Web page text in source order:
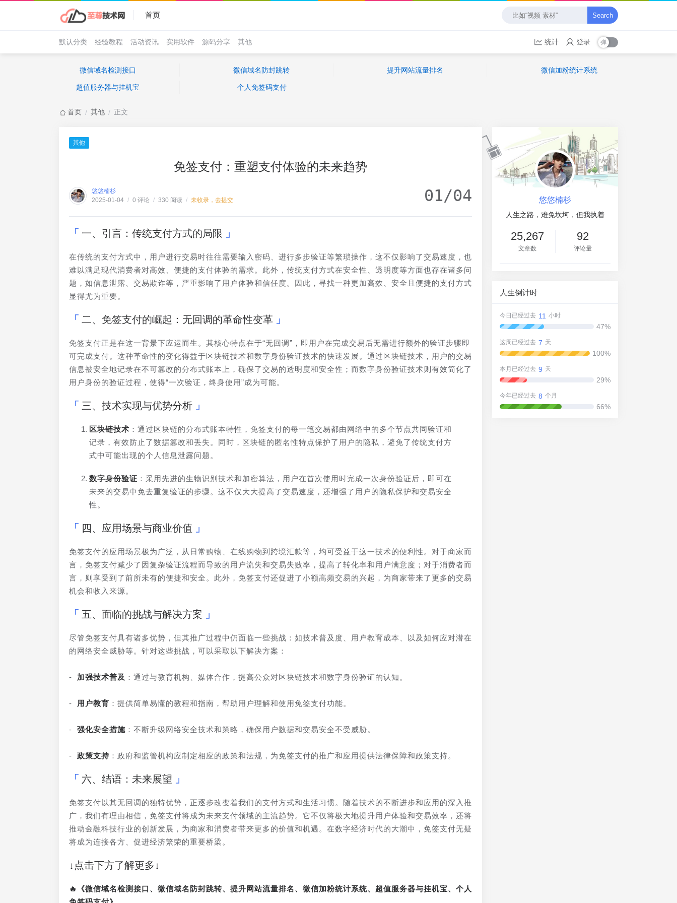
首页 Search
默认分类 经验教程 活动资讯 实用软件 源码分享 其他 统计 登录
微信域名检测接口 微信域名防封跳转 提升网站流量排名 微信加粉统计系统
超值服务器与挂机宝 个人免签码支付
首页 / 其他 / 正文
其他
免签支付：重塑支付体验的未来趋势
悠悠楠杉
2025-01-04 / 0 评论 / 330 阅读 / 未收录，去提交 01/04
一、引言：传统支付方式的局限
在传统的支付方式中，用户进行交易时往往需要输入密码、进行多步验证等繁琐操作，这不仅影响了交易速度，也
难以满足现代消费者对高效、便捷的支付体验的需求。此外，传统支付方式在安全性、透明度等方面也存在诸多问
题，如信息泄露、交易欺诈等，严重影响了用户体验和信任度。因此，寻找一种更加高效、安全且便捷的支付方式
显得尤为重要。
二、免签支付的崛起：无回调的革命性变革
免签支付正是在这一背景下应运而生。其核心特点在于“无回调”，即用户在完成交易后无需进行额外的验证步骤即
可完成支付。这种革命性的变化得益于区块链技术和数字身份验证技术的快速发展。通过区块链技术，用户的交易
信息被安全地记录在不可篡改的分布式账本上，确保了交易的透明度和安全性；而数字身份验证技术则有效简化了
用户身份的验证过程，使得“一次验证，终身使用”成为可能。
三、技术实现与优势分析
区块链技术 ：通过区块链的分布式账本特性，免签支付的每一笔交易都由网络中的多个节点共同验证和
记录，有效防止了数据篡改和丢失。同时，区块链的匿名性特点保护了用户的隐私，避免了传统支付方
式中可能出现的个人信息泄露问题。
数字身份验证 ：采用先进的生物识别技术和加密算法，用户在首次使用时完成一次身份验证后，即可在
未来的交易中免去重复验证的步骤。这不仅大大提高了交易速度，还增强了用户的隐私保护和交易安全
性。
四、应用场景与商业价值
免签支付的应用场景极为广泛，从日常购物、在线购物到跨境汇款等，均可受益于这一技术的便利性。对于商家而
言，免签支付减少了因复杂验证流程而导致的用户流失和交易失败率，提高了转化率和用户满意度；对于消费者而
言，则享受到了前所未有的便捷和安全。此外，免签支付还促进了小额高频交易的兴起，为商家带来了更多的交易
机会和收入来源。
五、面临的挑战与解决方案
尽管免签支付具有诸多优势，但其推广过程中仍面临一些挑战：如技术普及度、用户教育成本、以及如何应对潜在
的网络安全威胁等。针对这些挑战，可以采取以下解决方案：
- 加强技术普及 ：通过与教育机构、媒体合作，提高公众对区块链技术和数字身份验证的认知。
- 用户教育 ：提供简单易懂的教程和指南，帮助用户理解和使用免签支付功能。
- 强化安全措施 ：不断升级网络安全技术和策略，确保用户数据和交易安全不受威胁。
- 政策支持 ：政府和监管机构应制定相应的政策和法规，为免签支付的推广和应用提供法律保障和政策支持。
六、结语：未来展望
免签支付以其无回调的独特优势，正逐步改变着我们的支付方式和生活习惯。随着技术的不断进步和应用的深入推
广，我们有理由相信，免签支付将成为未来支付领域的主流趋势。它不仅将极大地提升用户体验和交易效率，还将
推动金融科技行业的创新发展，为商家和消费者带来更多的价值和机遇。在数字经济时代的大潮中，免签支付无疑
将成为连接各方、促进经济繁荣的重要桥梁。
↓点击下方了解更多↓
🔥《微信域名检测接口、微信域名防封跳转、提升网站流量排名、微信加粉统计系统、超值服务器与挂机宝、个人
悠悠楠杉
人生之路，难免坎坷，但我执着
25,267
文章数
92
评论量
人生倒计时
今日已经过去 11 小时
47%
这周已经过去 7 天
100%
本月已经过去 9 天
29%
今年已经过去 8 个月
66%